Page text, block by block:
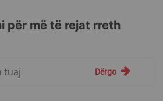
për më të rejat rreth
Dërgo